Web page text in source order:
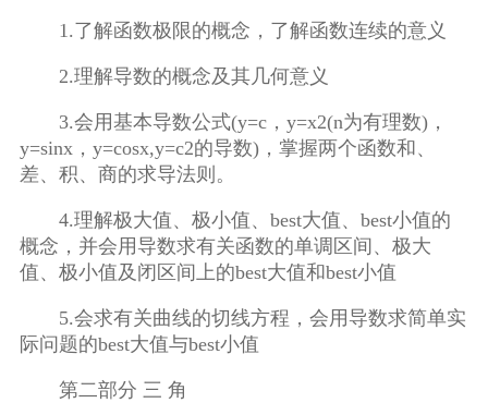
1.了解函数极限的概念，了解函数连续的意义
2.理解导数的概念及其几何意义
3.会用基本导数公式(y=c，y=x2(n为有理数)，
y=sinx，y=cosx,y=c2的导数)，掌握两个函数和、
差、积、商的求导法则。
4.理解极大值、极小值、best大值、best小值的
概念，并会用导数求有关函数的单调区间、极大
值、极小值及闭区间上的best大值和best小值
5.会求有关曲线的切线方程，会用导数求简单实
际问题的best大值与best小值
第二部分 三 角